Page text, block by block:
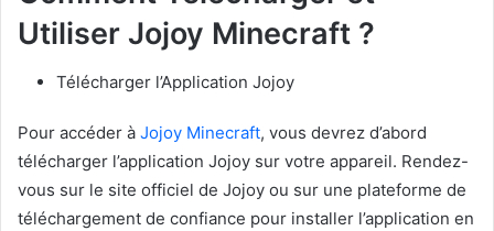
Utiliser Jojoy Minecraft ?
Télécharger l’Application Jojoy
Pour accéder à Jojoy Minecraft, vous devrez d’abord
télécharger l’application Jojoy sur votre appareil. Rendez-
vous sur le site officiel de Jojoy ou sur une plateforme de
téléchargement de confiance pour installer l’application en